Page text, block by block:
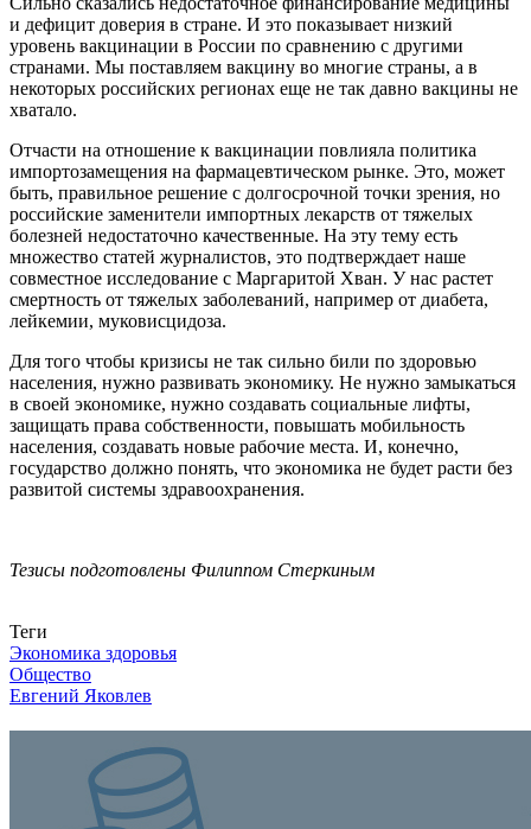
и дефицит доверия в стране. И это показывает низкий
уровень вакцинации в России по сравнению с другими
странами. Мы поставляем вакцину во многие страны, а в
некоторых российских регионах еще не так давно вакцины не
хватало.
Отчасти на отношение к вакцинации повлияла политика
импортозамещения на фармацевтическом рынке. Это, может
быть, правильное решение с долгосрочной точки зрения, но
российские заменители импортных лекарств от тяжелых
болезней недостаточно качественные. На эту тему есть
множество статей журналистов, это подтверждает наше
совместное исследование с Маргаритой Хван. У нас растет
смертность от тяжелых заболеваний, например от диабета,
лейкемии, муковисцидоза.
Для того чтобы кризисы не так сильно били по здоровью
населения, нужно развивать экономику. Не нужно замыкаться
в своей экономике, нужно создавать социальные лифты,
защищать права собственности, повышать мобильность
населения, создавать новые рабочие места. И, конечно,
государство должно понять, что экономика не будет расти без
развитой системы здравоохранения.
Тезисы подготовлены Филиппом Стеркиным
Теги
Экономика здоровья
Общество
Евгений Яковлев